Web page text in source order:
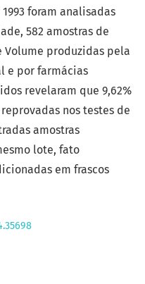
foram analisadas
582 amostras de
Volume produzidas pela
e por farmácias
revelaram que 9,62%
nos testes de
amostras
lote, fato
em frascos